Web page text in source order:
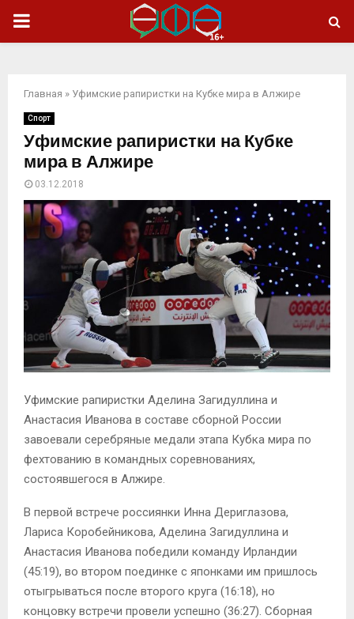
ОСНОВНОЕ
Главная » Уфимские рапиристки на Кубке мира в Алжире
Спорт
Уфимские рапиристки на Кубке
мира в Алжире
03.12.2018
Уфимские рапиристки Аделина Загидуллина и
Анастасия Иванова в составе сборной России
завоевали серебряные медали этапа Кубка мира по
фехтованию в командных соревнованиях,
состоявшегося в Алжире.
В первой встрече россиянки Инна Дериглазова,
Лариса Коробейникова, Аделина Загидуллина и
Анастасия Иванова победили команду Ирландии
(45:19), во втором поединке с японками им пришлось
отыгрываться после второго круга (16:18), но
концовку встречи провели успешно (36:27). Сборная